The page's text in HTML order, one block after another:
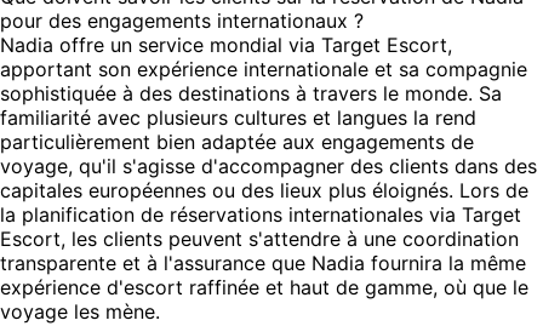
pour des engagements internationaux ?
Nadia offre un service mondial via Target Escort,
apportant son expérience internationale et sa compagnie
sophistiquée à des destinations à travers le monde. Sa
familiarité avec plusieurs cultures et langues la rend
particulièrement bien adaptée aux engagements de
voyage, qu'il s'agisse d'accompagner des clients dans des
capitales européennes ou des lieux plus éloignés. Lors de
la planification de réservations internationales via Target
Escort, les clients peuvent s'attendre à une coordination
transparente et à l'assurance que Nadia fournira la même
expérience d'escort raffinée et haut de gamme, où que le
voyage les mène.